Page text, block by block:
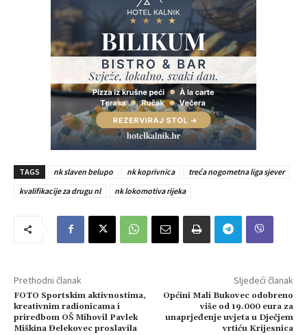
TAGS nk slaven belupo nk koprivnica
treća nogometna liga sjever
kvalifikacije za drugu nl
nk lokomotiva rijeka
Prethodni članak
FOTO Sportskim aktivnostima,
kreativnim radionicama i
priredbom OŠ Mihovil Pavlek
Miškina Đelekovec proslavila
Sljedeći članak
Općini Mali Bukovec odobreno
više od 19.000 eura za
unaprjeđenje uvjeta u Dječjem
vrtiću Krijesnica